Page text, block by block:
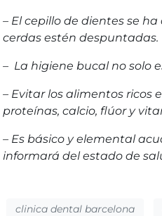
– El cepillo de dientes se
cerdas estén despuntadas.
– La higiene bucal no solo
– Evitar los alimentos ricos
proteínas, calcio, flúor y
– Es básico y elemental
informará del estado de
clinica dental barcelona